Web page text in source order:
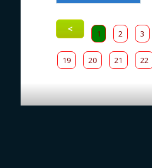
< 1 2 3
19 20 21 22